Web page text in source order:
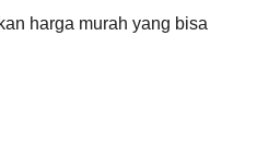
harga murah yang bisa